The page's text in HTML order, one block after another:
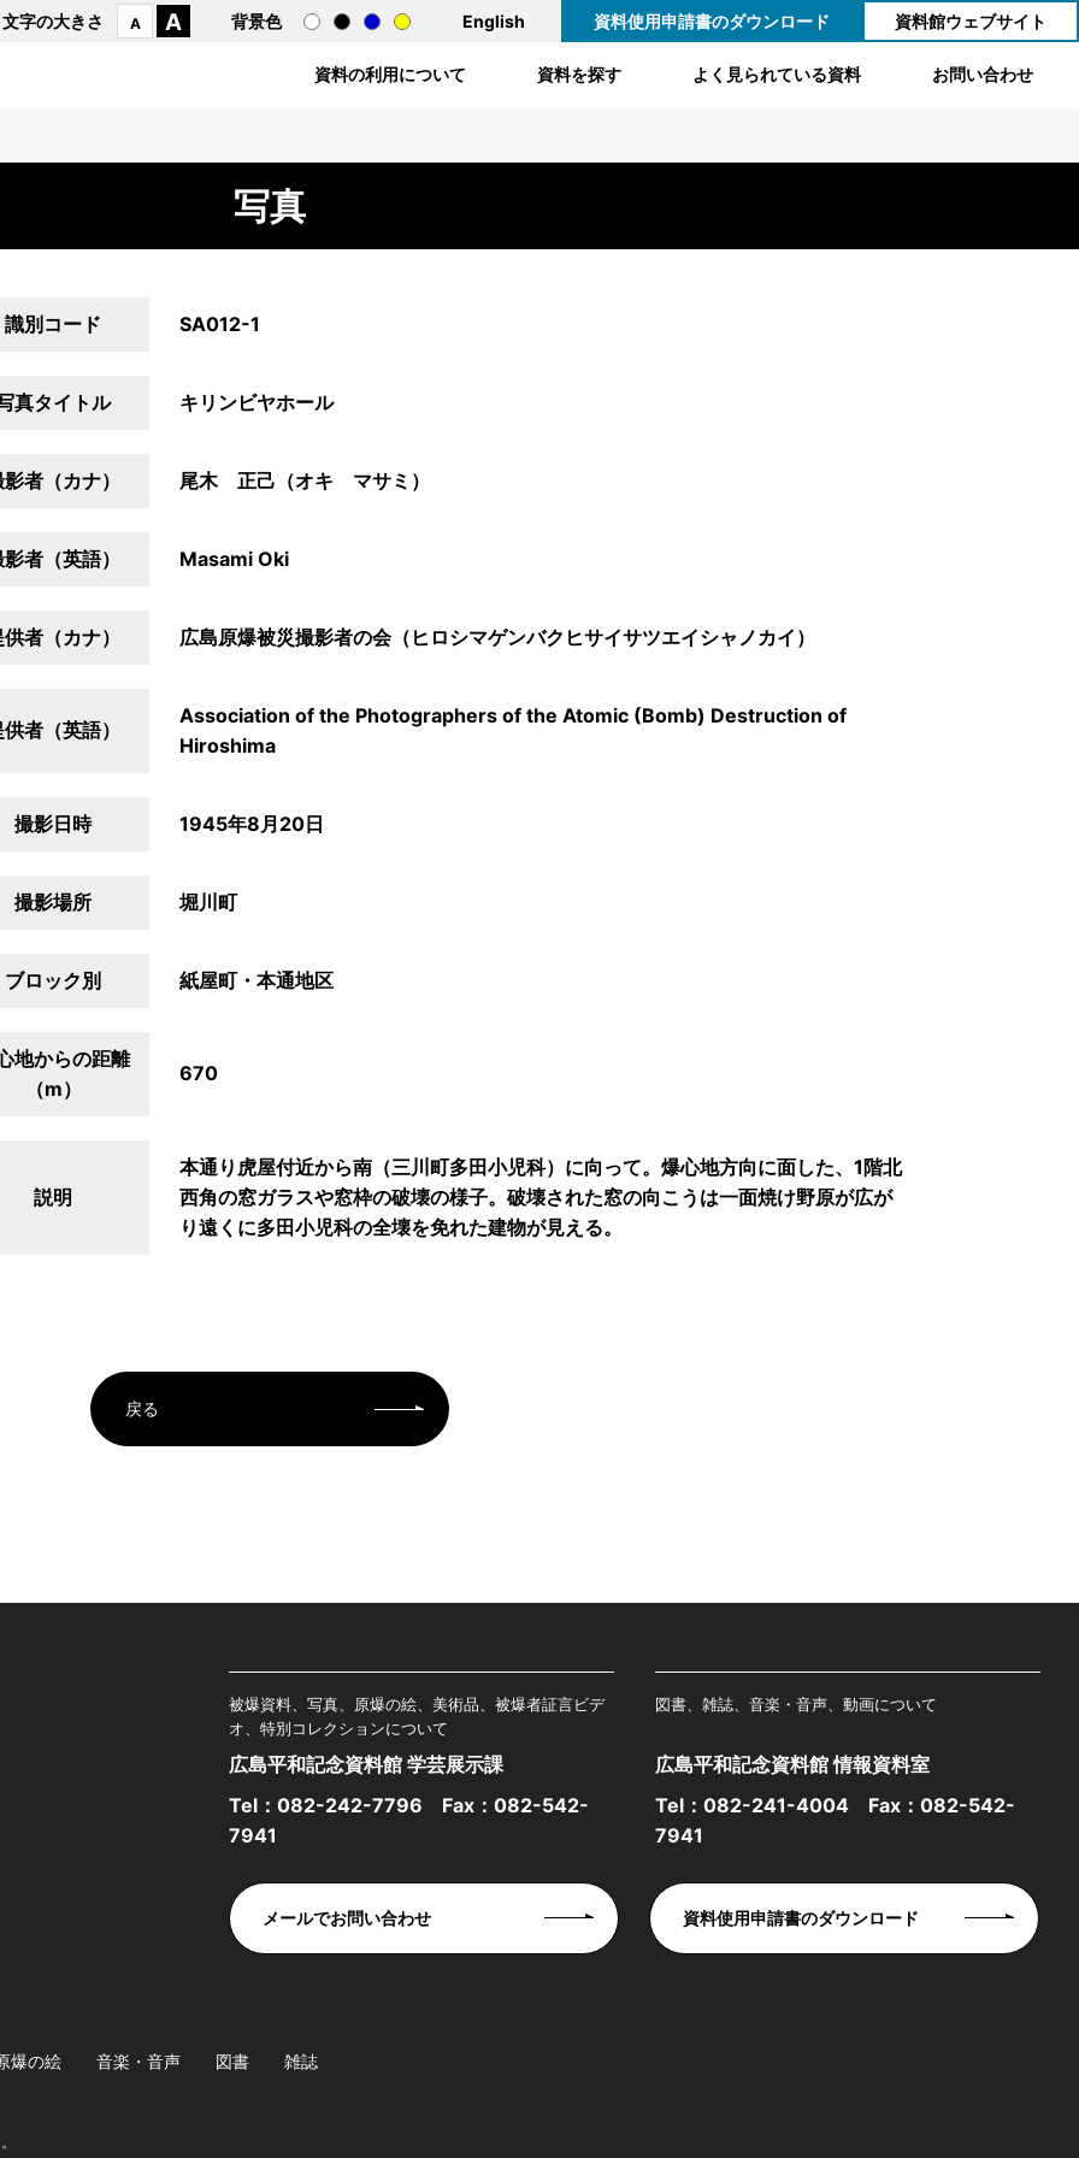
文字の大きさ A A 背景色 English 資料使用申請書のダウンロード 資料館ウェブサイト
資料の利用について 資料を探す よく見られている資料 お問い合わせ
写真
識別コード SA012-1
真タイトル キリンビヤホール
者（カナ） 尾木 正己（オキ マサミ）
者（英語） Masami Oki
者（カナ） 広島原爆被災撮影者の会（ヒロシマゲンバクヒサイサツエイシャノカイ）
者（英語）
Association of the Photographers of the Atomic (Bomb) Destruction of
Hiroshima
撮影日時 1945年8月20日
撮影場所 堀川町
ブロック別 紙屋町・本通地区
地からの距離
（m）
670
説明
本通り虎屋付近から南（三川町多田小児科）に向って。爆心地方向に面した、1階北
西角の窓ガラスや窓枠の破壊の様子。破壊された窓の向こうは一面焼け野原が広が
り遠くに多田小児科の全壊を免れた建物が見える。
戻る
被爆資料、写真、原爆の絵、美術品、被爆者証言ビデ
オ、特別コレクションについて
広島平和記念資料館 学芸展示課
Tel： 082-242-7796 Fax：082-542-
7941
図書、雑誌、音楽・音声、動画について
広島平和記念資料館 情報資料室
Tel： 082-241-4004 Fax：082-542-
7941
メールでお問い合わせ 資料使用申請書のダウンロード
爆の絵 音楽・音声 図書 雑誌